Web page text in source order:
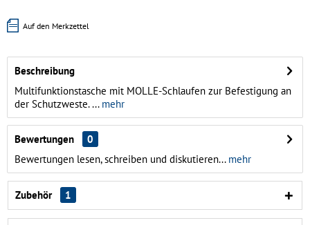
Auf den Merkzettel
Beschreibung
Multifunktionstasche mit MOLLE-Schlaufen zur Befestigung an
der Schutzweste. ...mehr
Bewertungen
0
Bewertungen lesen, schreiben und diskutieren...mehr
Zubehör 1